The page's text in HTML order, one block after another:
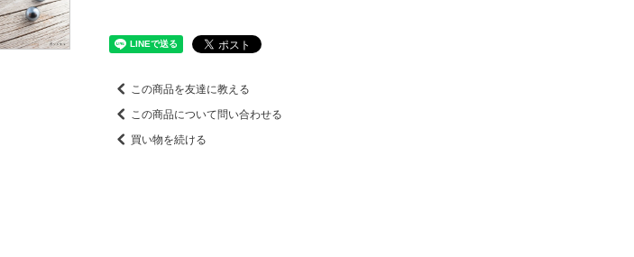
この商品を友達に教える
この商品について問い合わせる
買い物を続ける